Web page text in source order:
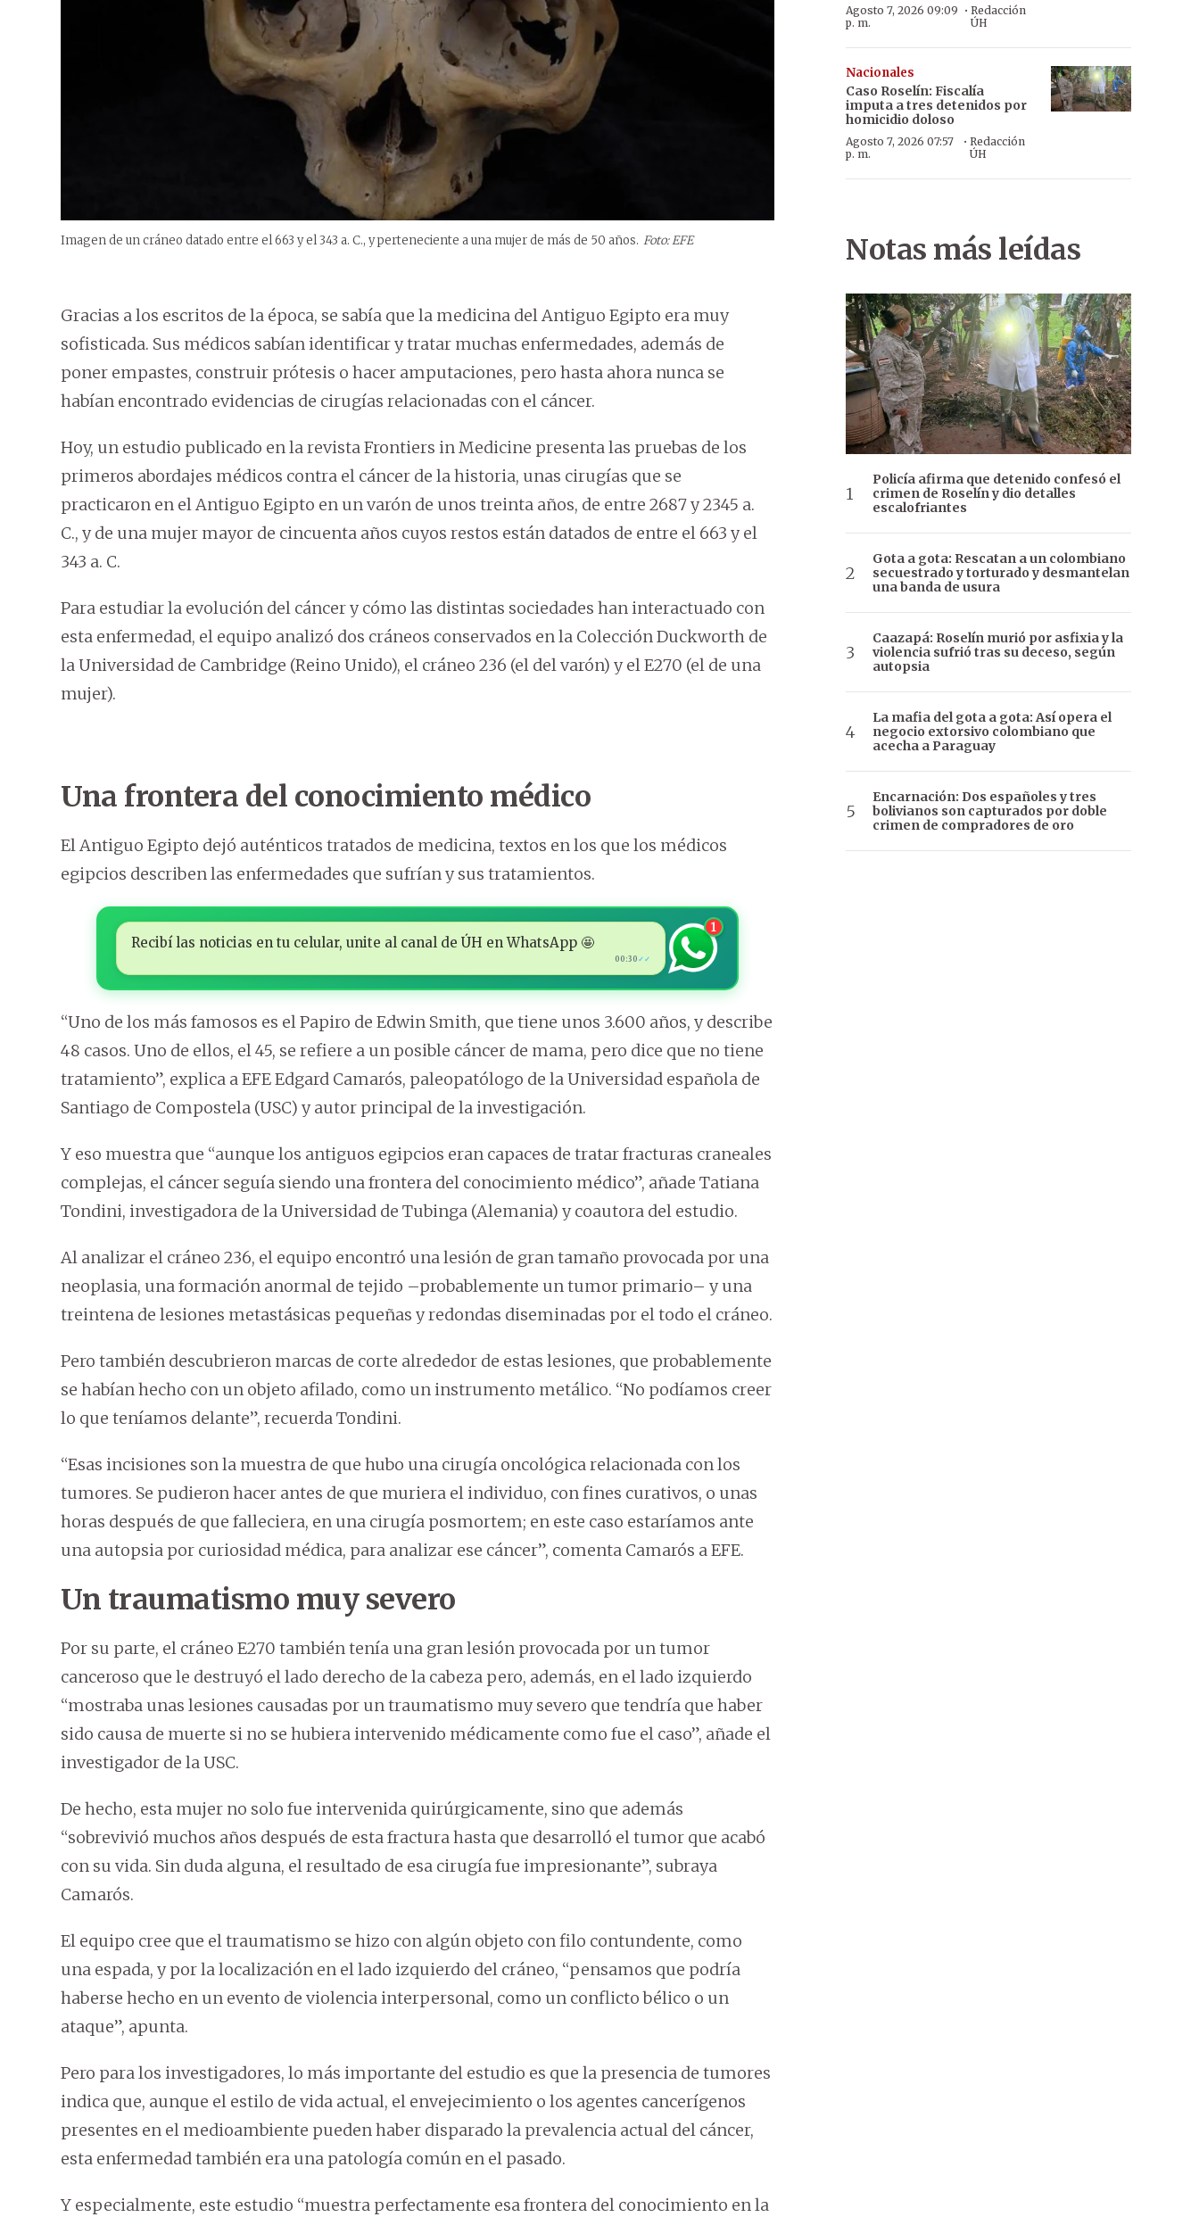
Imagen de un cráneo datado entre el 663 y el 343 a. C., y perteneciente a una mujer de más de 50 años. Foto: EFE
Gracias a los escritos de la época, se sabía que la medicina del Antiguo Egipto era muy
sofisticada. Sus médicos sabían identificar y tratar muchas enfermedades, además de
poner empastes, construir prótesis o hacer amputaciones, pero hasta ahora nunca se
habían encontrado evidencias de cirugías relacionadas con el cáncer.
Hoy, un estudio publicado en la revista Frontiers in Medicine presenta las pruebas de los
primeros abordajes médicos contra el cáncer de la historia, unas cirugías que se
practicaron en el Antiguo Egipto en un varón de unos treinta años, de entre 2687 y 2345 a.
C., y de una mujer mayor de cincuenta años cuyos restos están datados de entre el 663 y el
343 a. C.
Para estudiar la evolución del cáncer y cómo las distintas sociedades han interactuado con
esta enfermedad, el equipo analizó dos cráneos conservados en la Colección Duckworth de
la Universidad de Cambridge (Reino Unido), el cráneo 236 (el del varón) y el E270 (el de una
mujer).
Una frontera del conocimiento médico
El Antiguo Egipto dejó auténticos tratados de medicina, textos en los que los médicos
egipcios describen las enfermedades que sufrían y sus tratamientos.
Recibí las noticias en tu celular, unite al canal de ÚH en WhatsApp 🤩
00:30 ✓✓
1
“Uno de los más famosos es el Papiro de Edwin Smith, que tiene unos 3.600 años, y describe
48 casos. Uno de ellos, el 45, se refiere a un posible cáncer de mama, pero dice que no tiene
tratamiento”, explica a EFE Edgard Camarós, paleopatólogo de la Universidad española de
Santiago de Compostela (USC) y autor principal de la investigación.
Y eso muestra que “aunque los antiguos egipcios eran capaces de tratar fracturas craneales
complejas, el cáncer seguía siendo una frontera del conocimiento médico”, añade Tatiana
Tondini, investigadora de la Universidad de Tubinga (Alemania) y coautora del estudio.
Al analizar el cráneo 236, el equipo encontró una lesión de gran tamaño provocada por una
neoplasia, una formación anormal de tejido –probablemente un tumor primario– y una
treintena de lesiones metastásicas pequeñas y redondas diseminadas por el todo el cráneo.
Pero también descubrieron marcas de corte alrededor de estas lesiones, que probablemente
se habían hecho con un objeto afilado, como un instrumento metálico. “No podíamos creer
lo que teníamos delante”, recuerda Tondini.
“Esas incisiones son la muestra de que hubo una cirugía oncológica relacionada con los
tumores. Se pudieron hacer antes de que muriera el individuo, con fines curativos, o unas
horas después de que falleciera, en una cirugía posmortem; en este caso estaríamos ante
una autopsia por curiosidad médica, para analizar ese cáncer”, comenta Camarós a EFE.
Un traumatismo muy severo
Por su parte, el cráneo E270 también tenía una gran lesión provocada por un tumor
canceroso que le destruyó el lado derecho de la cabeza pero, además, en el lado izquierdo
“mostraba unas lesiones causadas por un traumatismo muy severo que tendría que haber
sido causa de muerte si no se hubiera intervenido médicamente como fue el caso”, añade el
investigador de la USC.
De hecho, esta mujer no solo fue intervenida quirúrgicamente, sino que además
“sobrevivió muchos años después de esta fractura hasta que desarrolló el tumor que acabó
con su vida. Sin duda alguna, el resultado de esa cirugía fue impresionante”, subraya
Camarós.
El equipo cree que el traumatismo se hizo con algún objeto con filo contundente, como
una espada, y por la localización en el lado izquierdo del cráneo, “pensamos que podría
haberse hecho en un evento de violencia interpersonal, como un conflicto bélico o un
ataque”, apunta.
Pero para los investigadores, lo más importante del estudio es que la presencia de tumores
indica que, aunque el estilo de vida actual, el envejecimiento o los agentes cancerígenos
presentes en el medioambiente pueden haber disparado la prevalencia actual del cáncer,
esta enfermedad también era una patología común en el pasado.
Y especialmente, este estudio “muestra perfectamente esa frontera del conocimiento en la
Agosto 7, 2026 09:09
p. m.
·Redacción
ÚH
Nacionales
Caso Roselín: Fiscalía
imputa a tres detenidos por
homicidio doloso
Agosto 7, 2026 07:57
p. m.
· Redacción
ÚH
Notas más leídas
Policía afirma que detenido confesó el
crimen de Roselín y dio detalles
escalofriantes
Gota a gota: Rescatan a un colombiano
secuestrado y torturado y desmantelan
una banda de usura
Caazapá: Roselín murió por asfixia y la
violencia sufrió tras su deceso, según
autopsia
La mafia del gota a gota: Así opera el
negocio extorsivo colombiano que
acecha a Paraguay
Encarnación: Dos españoles y tres
bolivianos son capturados por doble
crimen de compradores de oro